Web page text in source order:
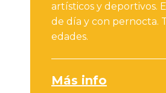
artísticos y deportivos.
de día y con pernocta.
edades.
Más info